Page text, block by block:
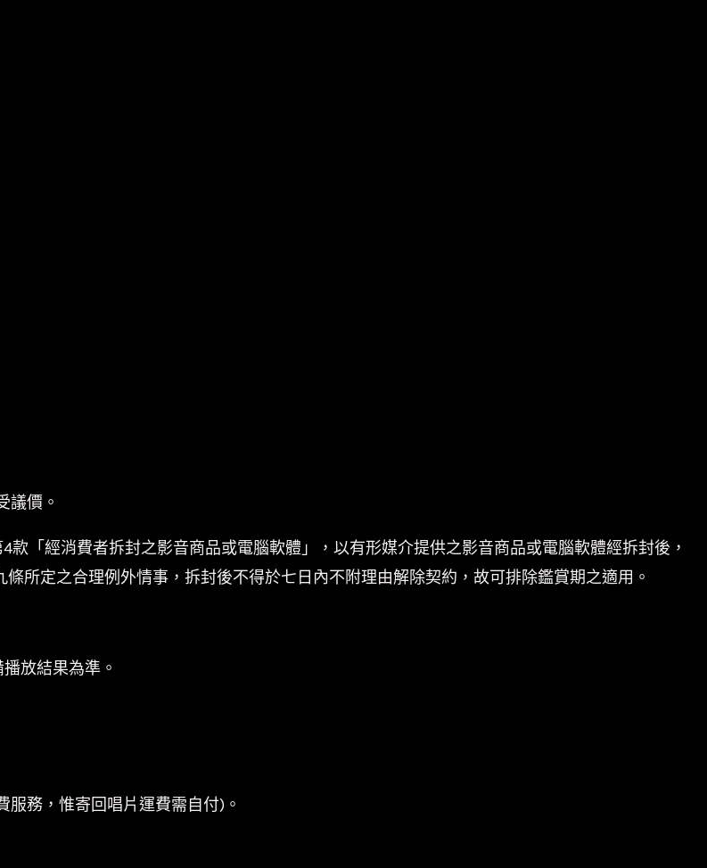
議價。
「經消費者拆封之影音商品或電腦軟體」，以有形媒介提供之影音商品或電腦軟體經拆封後，
所定之合理例外情事，拆封後不得於七日內不附理由解除契約，故可排除鑑賞期之適用。
放結果為準。
務，惟寄回唱片運費需自付)。